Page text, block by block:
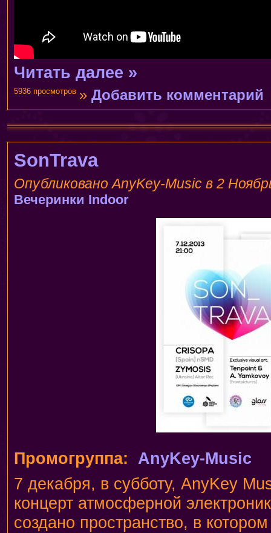
Читать далее »
»Добавить комментарий
5936 просмотров
SonTrava
Опубликовано AnyKey-Music в 2
Вечеринки Indoor
Промогруппа:
AnyKey-Music
7 декабря, в субботу, AnyKey
концерт атмосферной
создано пространство, в